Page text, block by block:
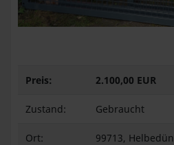
Preis: 2.100,00 EUR
Zustand: Gebraucht
Ort: 99713,